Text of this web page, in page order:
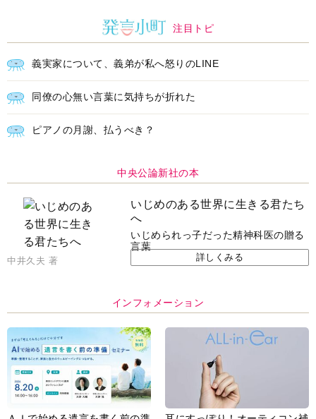
注目トピ
義実家について、義弟が私へ怒りのLINE
同僚の心無い言葉に気持ちが折れた
ピアノの月謝、払うべき？
中央公論新社の本
いじめのある世界に生きる君たち
へ
いじめられっ子だった精神科医の贈る
言葉
中井久夫 著 詳しくみる
インフォメーション